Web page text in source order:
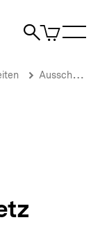
Suche
Artikel
im
Ausschreibungen